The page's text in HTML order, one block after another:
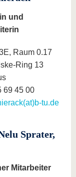
und
Raum 0.17
Ring 13
69 45 00
tu.de
Sprater,
Mitarbeiter